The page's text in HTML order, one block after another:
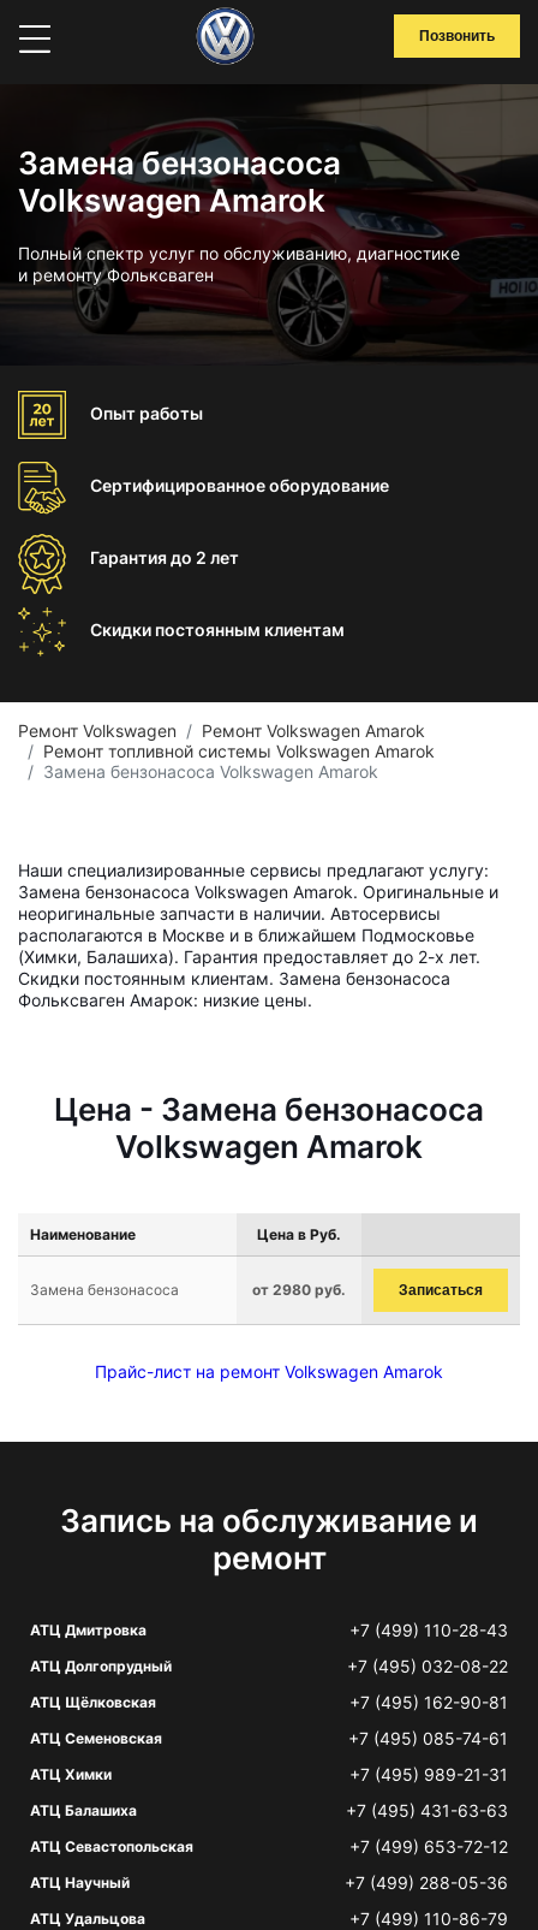
Позвонить
Замена бензонасоса
Volkswagen Amarok
Полный спектр услуг по обслуживанию, диагностике
и ремонту Фольксваген
Опыт работы
Сертифицированноеоборудование
Гарантиядо 2 лет
Скидки постоянным клиентам
Ремонт Volkswagen
Ремонт Volkswagen Amarok
Ремонт топливной системы Volkswagen Amarok
Замена бензонасоса Volkswagen Amarok
Наши специализированные сервисы предлагают услугу:
Замена бензонасоса Volkswagen Amarok. Оригинальные и
неоригинальные запчасти в наличии. Автосервисы
располагаются в Москве и в ближайшем Подмосковье
(Химки, Балашиха). Гарантия предоставляет до 2-х лет.
Скидки постоянным клиентам. Замена бензонасоса
Фольксваген Амарок: низкие цены.
Цена - Замена бензонасоса
Volkswagen Amarok
Наименование Цена в Руб.
Замена бензонасоса от 2980 руб. Записаться
Прайс-лист на ремонт Volkswagen Amarok
Запись на обслуживание и
ремонт
АТЦ Дмитровка +7 (499) 110-28-43
АТЦ Долгопрудный +7 (495) 032-08-22
АТЦ Щёлковская +7 (495) 162-90-81
АТЦ Семеновская +7 (495) 085-74-61
АТЦ Химки +7 (495) 989-21-31
АТЦ Балашиха +7 (495) 431-63-63
АТЦ Севастопольская +7 (499) 653-72-12
АТЦ Научный +7 (499) 288-05-36
АТЦ Удальцова +7 (499) 110-86-79